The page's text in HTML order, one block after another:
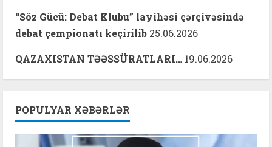
“Söz Gücü: Debat Klubu” layihəsi çərçivəsində
debat çempionatı keçirilib 25.06.2026
QAZAXISTAN TƏƏSSÜRATLARI… 19.06.2026
POPULYAR XƏBƏRLƏR